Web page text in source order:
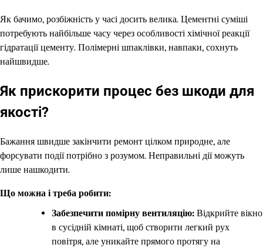
Як бачимо, розбіжність у часі досить велика. Цементні суміші
потребують найбільше часу через особливості хімічної реакції
гідратації цементу. Полімерні шпаклівки, навпаки, сохнуть
найшвидше.
Як прискорити процес без шкоди для
якості?
Бажання швидше закінчити ремонт цілком природне, але
форсувати події потрібно з розумом. Неправильні дії можуть
лише нашкодити.
Що можна і треба робити:
Забезпечити помірну вентиляцію: Відкрийте вікно
в сусідній кімнаті, щоб створити легкий рух
повітря, але уникайте прямого протягу на